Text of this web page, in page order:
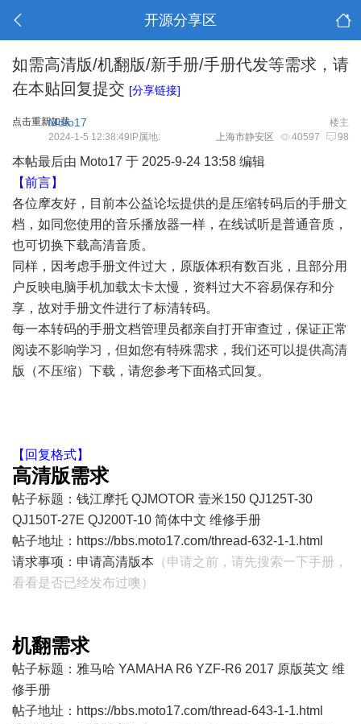
开源分享区
如需高清版/机翻版/新手册/手册代发等需求，请
在本贴回复提交 [分享链接]
点击重新加载 楼主
Moto17
40597 98
2024-1-5 12:38:49IP属地: 上海市静安区
本帖最后由 Moto17 于 2025-9-24 13:58 编辑
【前言】
各位摩友好，目前本公益论坛提供的是压缩转码后的手册文
档，如同您使用的音乐播放器一样，在线试听是普通音质，
也可切换下载高清音质。
同样，因考虑手册文件过大，原版体积有数百兆，且部分用
户反映电脑手机加载太卡太慢，资料过大不容易保存和分
享，故对手册文件进行了标清转码。
每一本转码的手册文档管理员都亲自打开审查过，保证正常
阅读不影响学习，但如您有特殊需求，我们还可以提供高清
版（不压缩）下载，请您参考下面格式回复。
【回复格式】
高清版需求
帖子标题：钱江摩托 QJMOTOR 壹米150 QJ125T-30
QJ150T-27E QJ200T-10 简体中文 维修手册
帖子地址： https://bbs.moto17.com/thread-632-1-1.html
请求事项：申请高清版本 （申请之前，请先搜索一下手册，
看看是否已经发布过噢）
机翻需求
帖子标题：雅马哈 YAMAHA R6 YZF-R6 2017 原版英文 维
修手册
帖子地址： https://bbs.moto17.com/thread-643-1-1.html